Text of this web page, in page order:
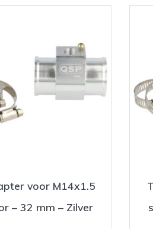
voor M14x1.5
– 32 mm – Zilver